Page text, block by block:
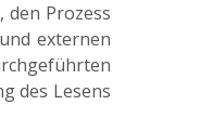
Prozess
externen
des Lesens